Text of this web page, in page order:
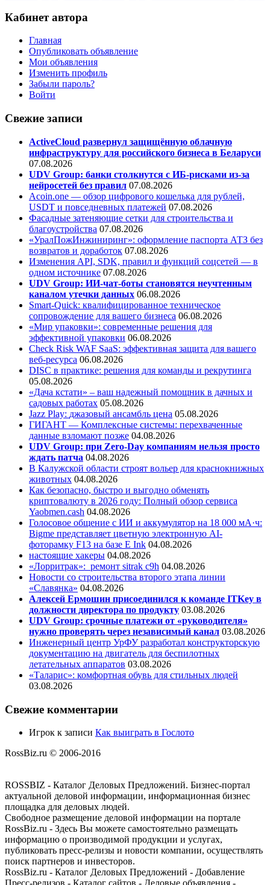
Кабинет автора
Главная
Опубликовать объявление
Мои объявления
Изменить профиль
Забыли пароль?
Войти
Свежие записи
ActiveCloud развернул защищённую облачную
инфраструктуру для российского бизнеса в Беларуси
07.08.2026
UDV Group: банки столкнутся с ИБ-рисками из-за
нейросетей без правил 07.08.2026
Acoin.one — обзор цифрового кошелька для рублей,
USDT и повседневных платежей 07.08.2026
Фасадные затеняющие сетки для строительства и
благоустройства 07.08.2026
«УралПожИнжиниринг»: оформление паспорта АТЗ без
возвратов и доработок 07.08.2026
Изменения API, SDK, правил и функций соцсетей — в
одном источнике 07.08.2026
UDV Group: ИИ-чат-боты становятся неучтенным
каналом утечки данных 06.08.2026
Smart-Quick: квалифицированное техническое
сопровождение для вашего бизнеса 06.08.2026
«Мир упаковки»: современные решения для
эффективной упаковки 06.08.2026
Check Risk WAF SaaS: эффективная защита для вашего
веб-ресурса 06.08.2026
DISC в практике: решения для команды и рекрутинга
05.08.2026
«Дача кстати» – ваш надежный помощник в дачных и
садовых работах 05.08.2026
Jazz Play: джазовый ансамбль цена 05.08.2026
ГИГАНТ — Комплексные системы: перехваченные
данные взломают позже 04.08.2026
UDV Group: при Zero-Day компаниям нельзя просто
ждать патча 04.08.2026
В Калужской области строят вольер для краснокнижных
животных 04.08.2026
Как безопасно, быстро и выгодно обменять
криптовалюту в 2026 году: Полный обзор сервиса
Yaobmen.cash 04.08.2026
Голосовое общение с ИИ и аккумулятор на 18 000 мА·ч:
Bigme представляет цветную электронную AI-
фоторамку F13 на базе E Ink 04.08.2026
настоящие хакеры 04.08.2026
«Лорритрак»: ремонт sitrak c9h 04.08.2026
Новости со строительства второго этапа линии
«Славянка» 04.08.2026
Алексей Ермошин присоединился к команде ITKey в
должности директора по продукту 03.08.2026
UDV Group: срочные платежи от «руководителя»
нужно проверять через независимый канал 03.08.2026
Инженерный центр УрФУ разработал конструкторскую
документацию на двигатель для беспилотных
летательных аппаратов 03.08.2026
«Таларис»: комфортная обувь для стильных людей
03.08.2026
Свежие комментарии
Игрок к записи Как выиграть в Гослото
RossBiz.ru © 2006-2016
ROSSBIZ - Каталог Деловых Предложений. Бизнес-портал
актуальной деловой информации, информационная бизнес
площадка для деловых людей.
Свободное размещение деловой информации на портале
RossBiz.ru - Здесь Вы можете самостоятельно размещать
информацию о производимой продукции и услугах,
публиковать пресс-релизы и новости компании, осуществлять
поиск партнеров и инвесторов.
RossBiz.ru - Каталог Деловых Предложений - Добавление